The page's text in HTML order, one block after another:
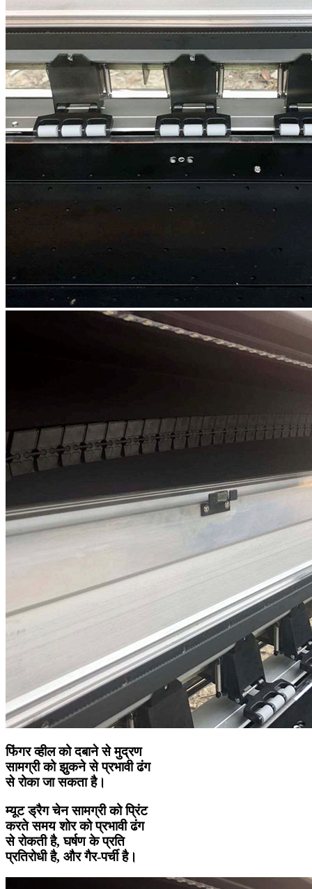
फिंगर व्हील को दबाने से मुद्रण
सामग्री को झुकने से प्रभावी ढंग
से रोका जा सकता है।
म्यूट ड्रैग चेन सामग्री को प्रिंट
करते समय शोर को प्रभावी ढंग
से रोकती है, घर्षण के प्रति
प्रतिरोधी है, और गैर-पर्ची है।